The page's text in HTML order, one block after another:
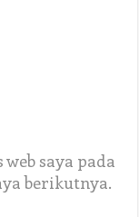
saya pada
berikutnya.